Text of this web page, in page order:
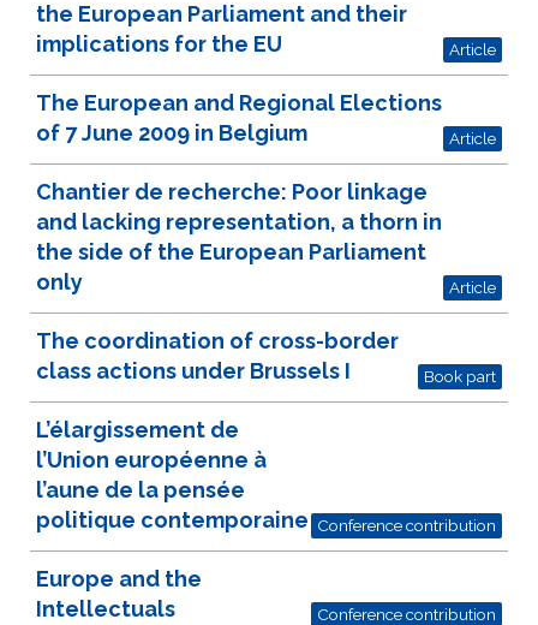
the European Parliament and their
implications for the EU
Article
The European and Regional Elections
of 7 June 2009 in Belgium
Article
Chantier de recherche: Poor linkage
and lacking representation, a thorn in
the side of the European Parliament
only
Article
The coordination of cross-border
class actions under Brussels I
Book part
L’élargissement de
l’Union européenne à
l’aune de la pensée
politique contemporaine Conference contribution
Europe and the
Intellectuals
Conference contribution